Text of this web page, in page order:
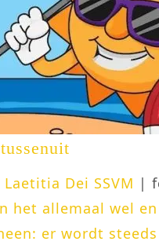
Dei SSVM |
het allemaal wel
er wordt